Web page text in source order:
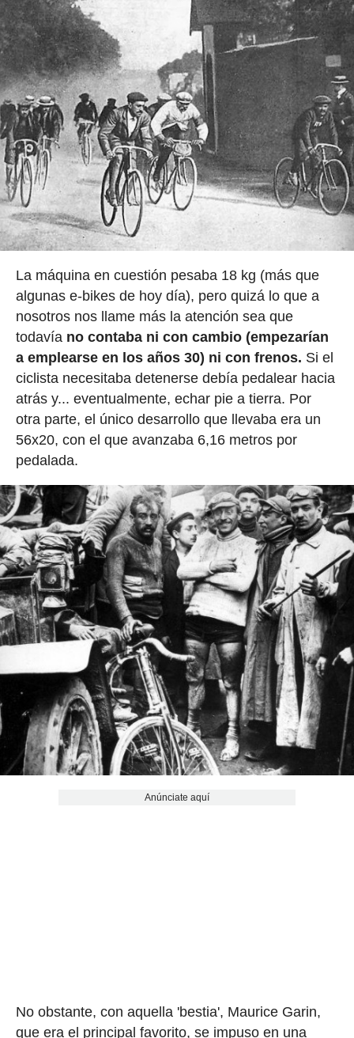
La máquina en cuestión pesaba 18 kg (más que
algunas e-bikes de hoy día), pero quizá lo que a
nosotros nos llame más la atención sea que
todavía no contaba ni con cambio (empezarían
a emplearse en los años 30) ni con frenos. Si el
ciclista necesitaba detenerse debía pedalear hacia
atrás y... eventualmente, echar pie a tierra. Por
otra parte, el único desarrollo que llevaba era un
56x20, con el que avanzaba 6,16 metros por
pedalada.
Anúnciate aquí
No obstante, con aquella 'bestia', Maurice Garin,
que era el principal favorito, se impuso en una